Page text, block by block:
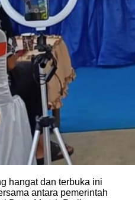
hangat dan terbuka ini
antara pemerintah